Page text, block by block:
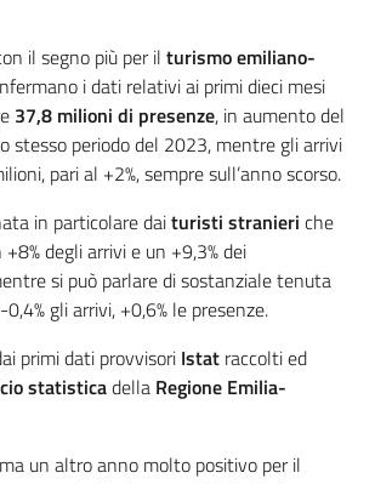
il segno più per il turismo emiliano-
i dati relativi ai primi dieci mesi
37,8 milioni di presenze, in aumento del
stesso periodo del 2023, mentre gli arrivi
pari al +2%, sempre sull’anno scorso.
in particolare daituristi stranieri che
degli arrivi e un +9,3% dei
si può parlare di sostanziale tenuta
gli arrivi, +0,6% le presenze.
primi dati provvisori Istat raccolti ed
statisticadella Regione Emilia-
un altro anno molto positivo per il